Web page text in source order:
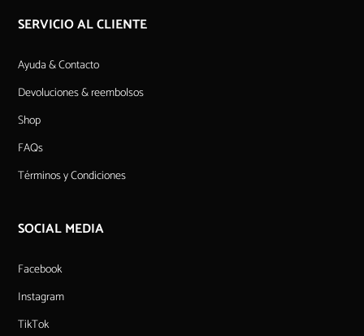
SERVICIO AL CLIENTE
Ayuda & Contacto
Devoluciones & reembolsos
Shop
FAQs
Términos y Condiciones
SOCIAL MEDIA
Facebook
Instagram
TikTok